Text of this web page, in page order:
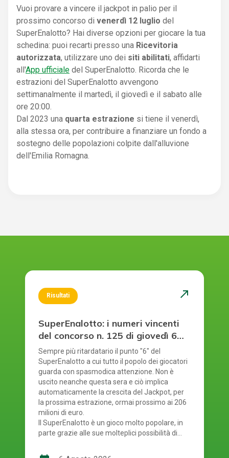
Vuoi provare a vincere il jackpot in palio per il
prossimo concorso di venerdì 12 luglio del
SuperEnalotto? Hai diverse opzioni per giocare la tua
schedina: puoi recarti presso una Ricevitoria
autorizzata, utilizzare uno dei siti abilitati, affidarti
all'App ufficiale del SuperEnalotto. Ricorda che le
estrazioni del SuperEnalotto avvengono
settimanalmente il martedì, il giovedì e il sabato alle
ore 20:00.
Dal 2023 una quarta estrazione si tiene il venerdì,
alla stessa ora, per contribuire a finanziare un fondo a
sostegno delle popolazioni colpite dall'alluvione
dell'Emilia Romagna.
Risultati north_east
SuperEnalotto: i numeri vincenti
del concorso n. 125 di giovedì 6
agosto 2026
Sempre più ritardatario il punto "6" del
SuperEnalotto a cui tutto il popolo dei giocatori
guarda con spasmodica attenzione. Non è
uscito neanche questa sera e ciò implica
automaticamente la crescita del Jackpot, per
la prossima estrazione, ormai prossimo ai 206
milioni di euro.
Il SuperEnalotto è un gioco molto popolare, in
parte grazie alle sue molteplici possibilità di
estrazione bisogna verificare diversi risultati.